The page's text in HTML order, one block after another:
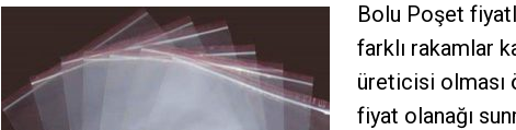
Bolu Poşet
farklı rakamlar
üreticisi olması
fiyat olanağı